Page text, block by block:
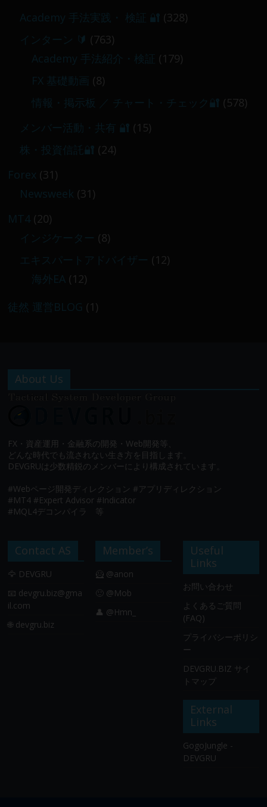
Academy 手法実践・ 検証 🔐 (328)
インターン 🔰 (763)
Academy 手法紹介・検証 (179)
FX 基礎動画 (8)
情報・掲示板 ／ チャート・チェック🔐 (578)
メンバー活動・共有 🔐 (15)
株・投資信託🔐 (24)
Forex (31)
Newsweek (31)
MT4(20)
インジケーター (8)
エキスパートアドバイザー (12)
海外EA (12)
徒然 運営BLOG (1)
About Us
FX・資産運用・金融系の開発・Web開発等、
どんな時代でも流されない生き方を目指します。
DEVGRUは少数精鋭のメンバーにより構成されています。
#Webページ開発ディレクション #アプリディレクション
#MT4 #Expert Advisor #Indicator
#MQL4デコンパイラ 等
Contact AS
🦅 DEVGRU
📧 devgru.biz@gma
il.com
🌐 devgru.biz
Member’s
🦸 @anon
🙂 @Mob
👤 @Hmn_
Useful
Links
お問い合わせ
よくあるご質問
(FAQ)
プライバシーポリシ
ー
DEVGRU.BIZ サイ
トマップ
External
Links
GogoJungle -
DEVGRU